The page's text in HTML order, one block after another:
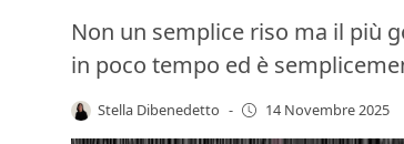
Non un semplice riso ma il più
in poco tempo ed è
Stella Dibenedetto - 14 Novembre 2025